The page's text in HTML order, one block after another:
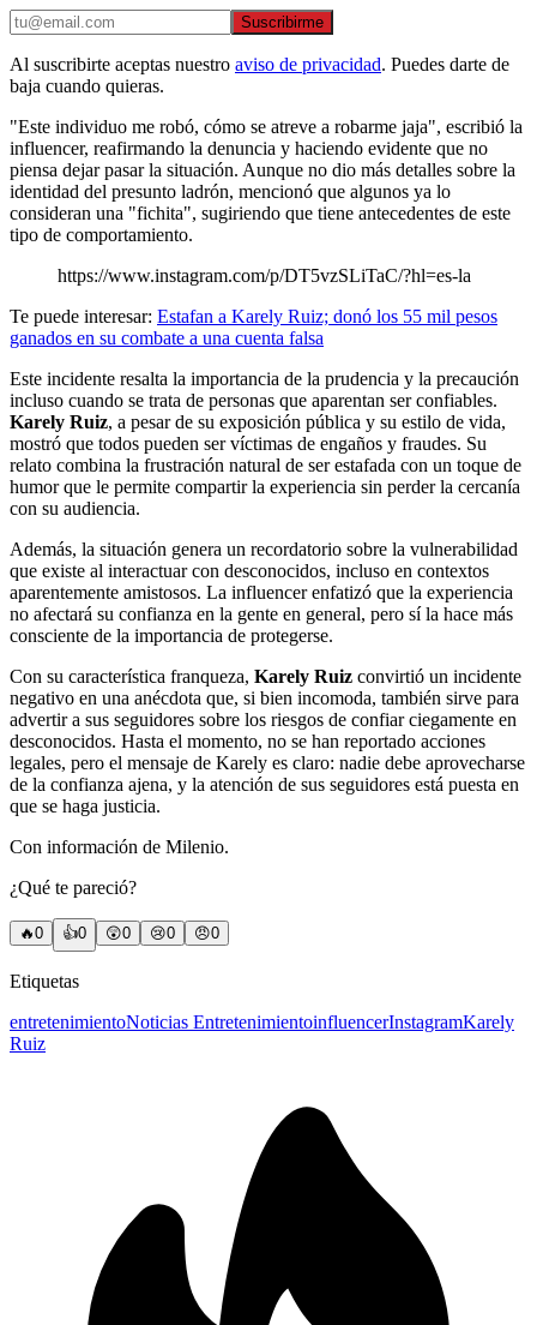
Suscribirme
Al suscribirte aceptas nuestro aviso de privacidad. Puedes darte de
baja cuando quieras.
"Este individuo me robó, cómo se atreve a robarme jaja", escribió la
influencer, reafirmando la denuncia y haciendo evidente que no
piensa dejar pasar la situación. Aunque no dio más detalles sobre la
identidad del presunto ladrón, mencionó que algunos ya lo
consideran una "fichita", sugiriendo que tiene antecedentes de este
tipo de comportamiento.
https://www.instagram.com/p/DT5vzSLiTaC/?hl=es-la
Te puede interesar: Estafan a Karely Ruiz; donó los 55 mil pesos
ganados en su combate a una cuenta falsa
Este incidente resalta la importancia de la prudencia y la precaución
incluso cuando se trata de personas que aparentan ser confiables.
Karely Ruiz, a pesar de su exposición pública y su estilo de vida,
mostró que todos pueden ser víctimas de engaños y fraudes. Su
relato combina la frustración natural de ser estafada con un toque de
humor que le permite compartir la experiencia sin perder la cercanía
con su audiencia.
Además, la situación genera un recordatorio sobre la vulnerabilidad
que existe al interactuar con desconocidos, incluso en contextos
aparentemente amistosos. La influencer enfatizó que la experiencia
no afectará su confianza en la gente en general, pero sí la hace más
consciente de la importancia de protegerse.
Con su característica franqueza, Karely Ruiz convirtió un incidente
negativo en una anécdota que, si bien incomoda, también sirve para
advertir a sus seguidores sobre los riesgos de confiar ciegamente en
desconocidos. Hasta el momento, no se han reportado acciones
legales, pero el mensaje de Karely es claro: nadie debe aprovecharse
de la confianza ajena, y la atención de sus seguidores está puesta en
que se haga justicia.
Con información de Milenio.
¿Qué te pareció?
🔥0 👍0 😲0 😢0 😠0
Etiquetas
entretenimientoNoticias EntretenimientoinfluencerInstagramKarely
Ruiz